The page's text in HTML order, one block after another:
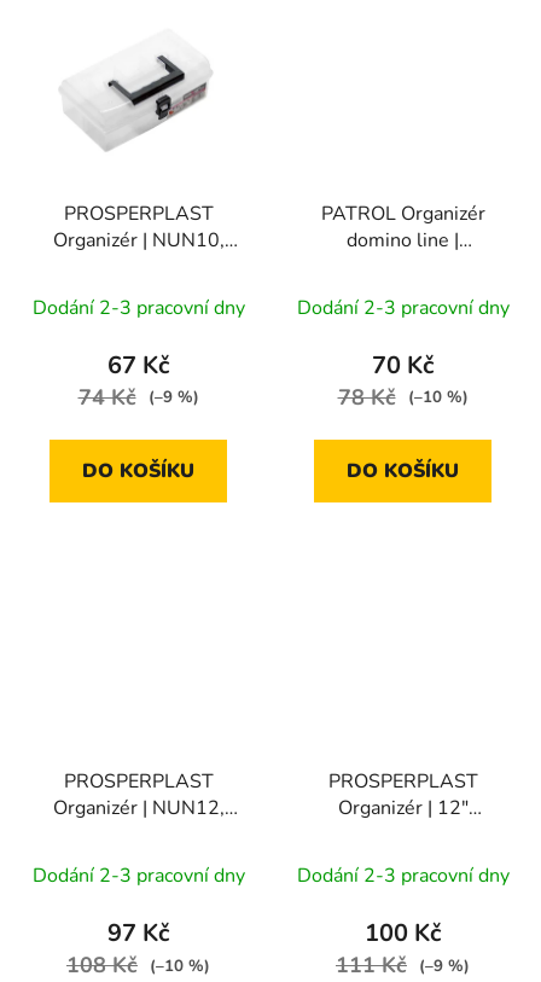
PROSPERPLAST
Organizér | NUN10,
Dodání 2-3 pracovní dny
67 Kč
74 Kč (–9 %)
DO KOŠÍKU
PATROL Organizér
domino line |
Dodání 2-3 pracovní dny
70 Kč
78 Kč (–10 %)
DO KOŠÍKU
PROSPERPLAST
Organizér | NUN12,
Dodání 2-3 pracovní dny
97 Kč
108 Kč (–10 %)
PROSPERPLAST
Organizér | 12"
Dodání 2-3 pracovní dny
100 Kč
111 Kč (–9 %)